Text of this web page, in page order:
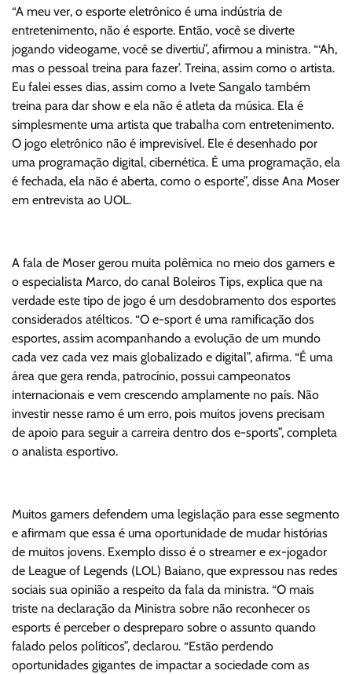
“A meu ver, o esporte eletrônico é uma indústria de
entretenimento, não é esporte. Então, você se diverte
jogando videogame, você se divertiu”, afirmou a ministra. “‘Ah,
mas o pessoal treina para fazer’. Treina, assim como o artista.
Eu falei esses dias, assim como a Ivete Sangalo também
treina para dar show e ela não é atleta da música. Ela é
simplesmente uma artista que trabalha com entretenimento.
O jogo eletrônico não é imprevisível. Ele é desenhado por
uma programação digital, cibernética. É uma programação, ela
é fechada, ela não é aberta, como o esporte”, disse Ana Moser
em entrevista ao UOL.
A fala de Moser gerou muita polêmica no meio dos gamers e
o especialista Marco, do canal Boleiros Tips, explica que na
verdade este tipo de jogo é um desdobramento dos esportes
considerados atélticos. “O e-sport é uma ramificação dos
esportes, assim acompanhando a evolução de um mundo
cada vez cada vez mais globalizado e digital”, afirma. “É uma
área que gera renda, patrocínio, possui campeonatos
internacionais e vem crescendo amplamente no país. Não
investir nesse ramo é um erro, pois muitos jovens precisam
de apoio para seguir a carreira dentro dos e-sports”, completa
o analista esportivo.
Muitos gamers defendem uma legislação para esse segmento
e afirmam que essa é uma oportunidade de mudar histórias
de muitos jovens. Exemplo disso é o streamer e ex-jogador
de League of Legends (LOL) Baiano, que expressou nas redes
sociais sua opinião a respeito da fala da ministra. “O mais
triste na declaração da Ministra sobre não reconhecer os
esports é perceber o despreparo sobre o assunto quando
falado pelos políticos”, declarou. “Estão perdendo
oportunidades gigantes de impactar a sociedade com as